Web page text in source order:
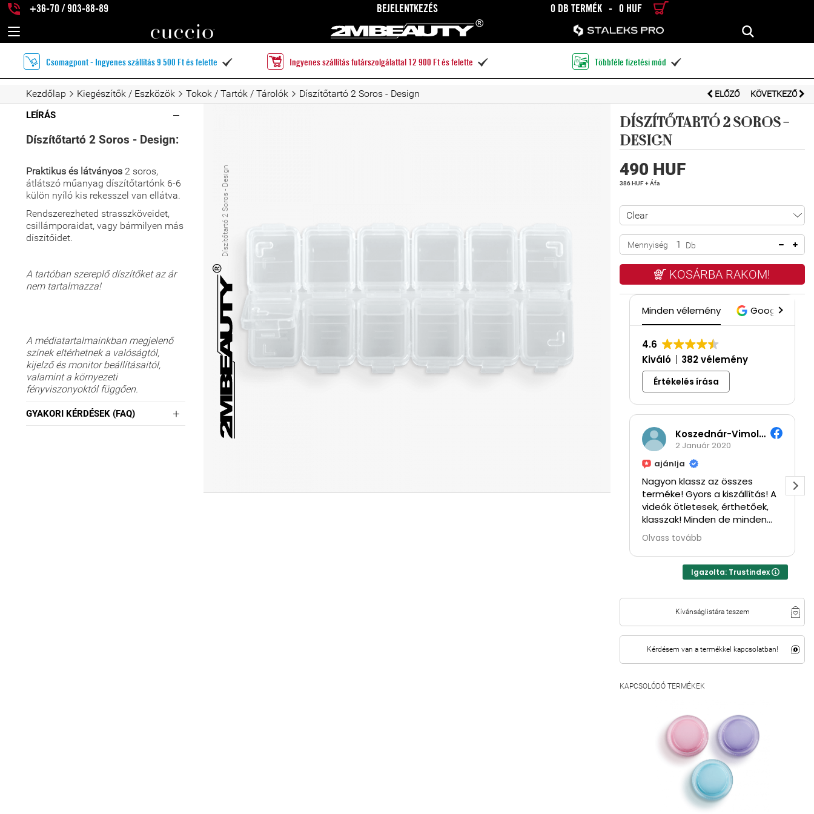
+36-70 / 903-88-89 BEJELENTKEZÉS 0 DB TERMÉK - 0 HUF
RÉSZLETES KERESÉS KERESÉS
Csomagpont - Ingyenes szállítás 9 500 Ft és felette  Ingyenes szállítás futárszolgálattal 12 900 Ft és felette  Többféle fizetési mód 
Kezdőlap Kiegészítők / Eszközök Tokok / Tartók / Tárolók Díszítőtartó 2 Soros - Design ELŐZŐ KÖVETKEZŐ
LEÍRÁS
Díszítőtartó 2 Soros - Design:
Praktikus és látványos 2 soros,
átlátszó műanyag díszítőtartónk 6-6
külön nyíló kis rekesszel van ellátva.
Rendszerezheted strasszköveidet,
csillámporaidat, vagy bármilyen más
díszítőidet.
A tartóban szereplő díszítőket az ár
nem tartalmazza!
A médiatartalmainkban megjelenő
színek eltérhetnek a valóságtól,
kijelző és monitor beállításaitól,
valamint a környezeti
fényviszonyoktól függően.
GYAKORI KÉRDÉSEK (FAQ)
Díszítőtartó 2 Soros - Design
DÍSZÍTŐTARTÓ 2 SOROS -
DESIGN
490 HUF
386 HUF + Áfa
Mennyiség Db
KOSÁRBA RAKOM!
Minden vélemény Google
4.6
Kiváló
382 vélemény
Értékelés írása
Koszednár-Vimola Hajnalka
2 Január 2020
ajánlja
Nagyon klassz az összes
terméke! Gyors a kiszállítás! A
videók ötletesek, érthetőek,
klasszak! Minden de minden
tuti!! ⭐⭐⭐⭐
Olvass tovább
Igazolta: Trustindex
Kívánságlistára teszem
Kérdésem van a termékkel kapcsolatban!
KAPCSOLÓDÓ TERMÉKEK